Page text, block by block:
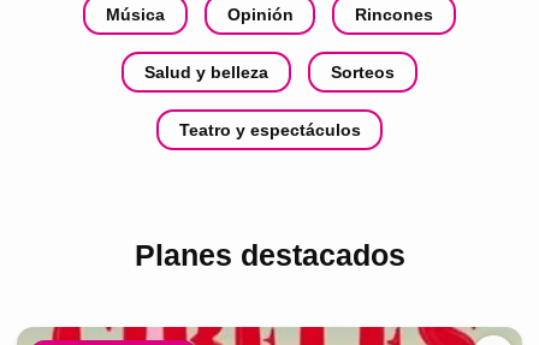
Música Opinión Rincones
Salud y belleza Sorteos
Teatro y espectáculos
Planes destacados